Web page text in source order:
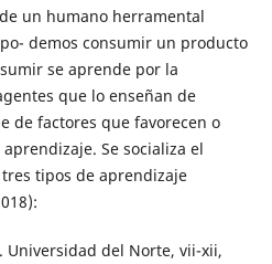
un humano herramental
demos consumir un producto
se aprende por la
que lo enseñan de
de factores que favorecen o
Se socializa el
tipos de aprendizaje
Universidad del Norte, vii-xii,